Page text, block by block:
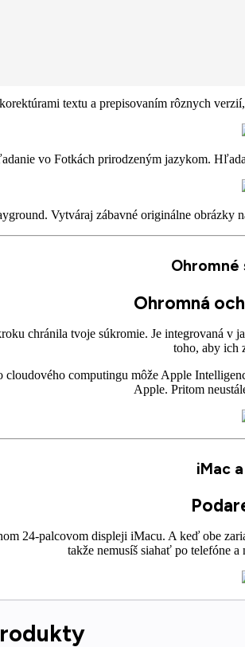
pomôže písať, vyjadrovať sa a byť
textu a prepisovaním rôznych
vo Fotkách prirodzeným jazykom.
Vytváraj zábavné originálne obrázky
Ohromné
Ohromná
chránila tvoje súkromie. Je integrovaná
toho, aby ich
computingu môže Apple
Apple. Pritom
iMac
24-palcovom displeji iMacu. A keď obe
takže nemusíš siahať po telefóne